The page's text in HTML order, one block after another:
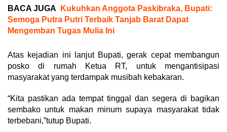
BACA JUGA
Kukuhkan Anggota Paskibraka, Bupati:
Semoga Putra Putri Terbaik Tanjab Barat Dapat
Mengemban Tugas Mulia Ini
Atas kejadian ini lanjut Bupati, gerak cepat membangun
posko di rumah Ketua RT, untuk mengantisipasi
masyarakat yang terdampak musibah kebakaran.
“Kita pastikan ada tempat tinggal dan segera di bagikan
sembako untuk makan minum supaya masyarakat tidak
terbebani,”tutup Bupati.